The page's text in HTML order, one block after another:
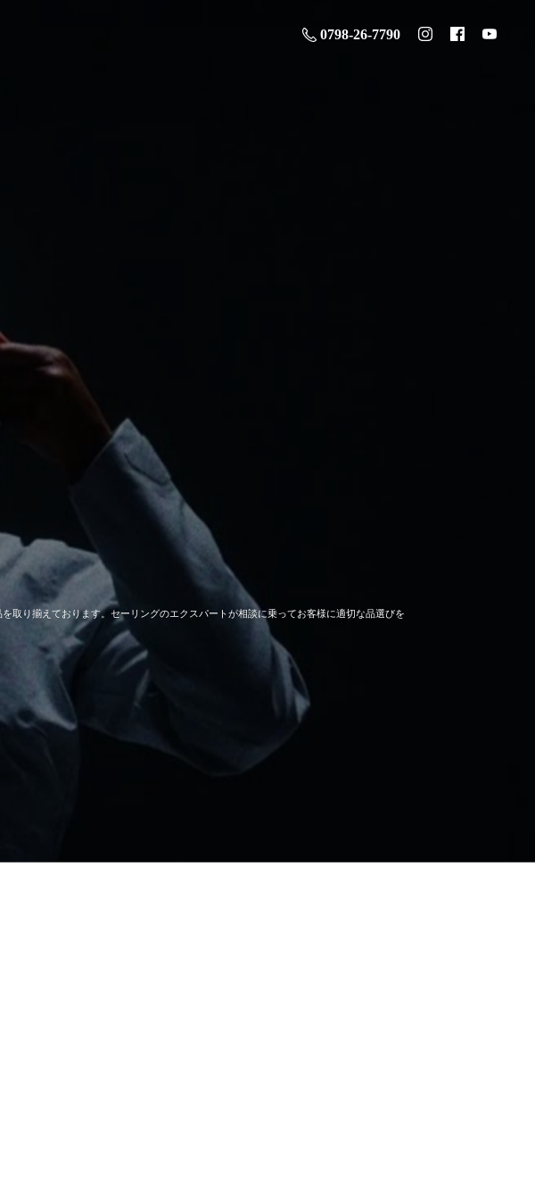
0798-26-7790
取り揃えております。セーリングのエクスパートが相談に乗ってお客様に適切な品選びを